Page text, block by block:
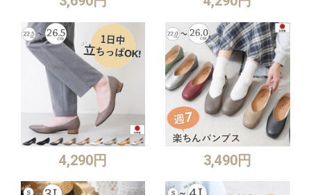
4,290円 3,490円